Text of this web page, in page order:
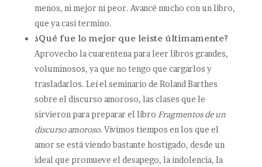
menos, ni mejor ni peor. Avancé mucho con un libro,
que ya casi termino.
¿Qué fue lo mejor que leíste últimamente?
Aprovecho la cuarentena para leer libros grandes,
voluminosos, ya que no tengo que cargarlos y
trasladarlos. Leí el seminario de Roland Barthes
sobre el discurso amoroso, las clases que le
sirvieron para preparar el libro Fragmentos de un
discurso amoroso. Vivimos tiempos en los que el
amor se está viendo bastante hostigado, desde un
ideal que promueve el desapego, la indolencia, la